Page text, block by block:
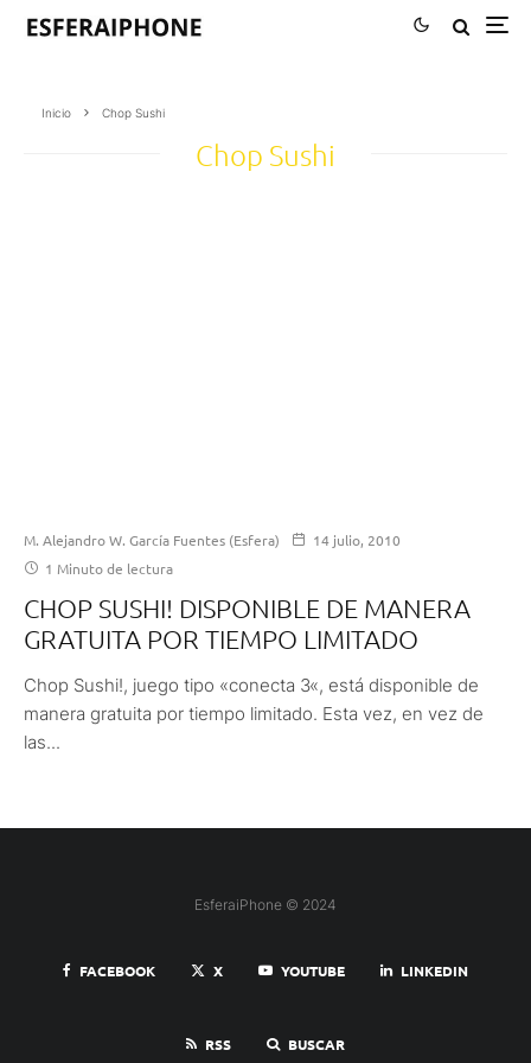
Inicio Chop Sushi
Chop Sushi
M. Alejandro W. García Fuentes (Esfera)
14 julio, 2010
1 Minuto de lectura
CHOP SUSHI! DISPONIBLE DE MANERA
GRATUITA POR TIEMPO LIMITADO
Chop Sushi!, juego tipo «conecta 3«, está disponible de
manera gratuita por tiempo limitado. Esta vez, en vez de
las...
EsferaiPhone © 2024
FACEBOOK X YOUTUBE LINKEDIN
RSS BUSCAR